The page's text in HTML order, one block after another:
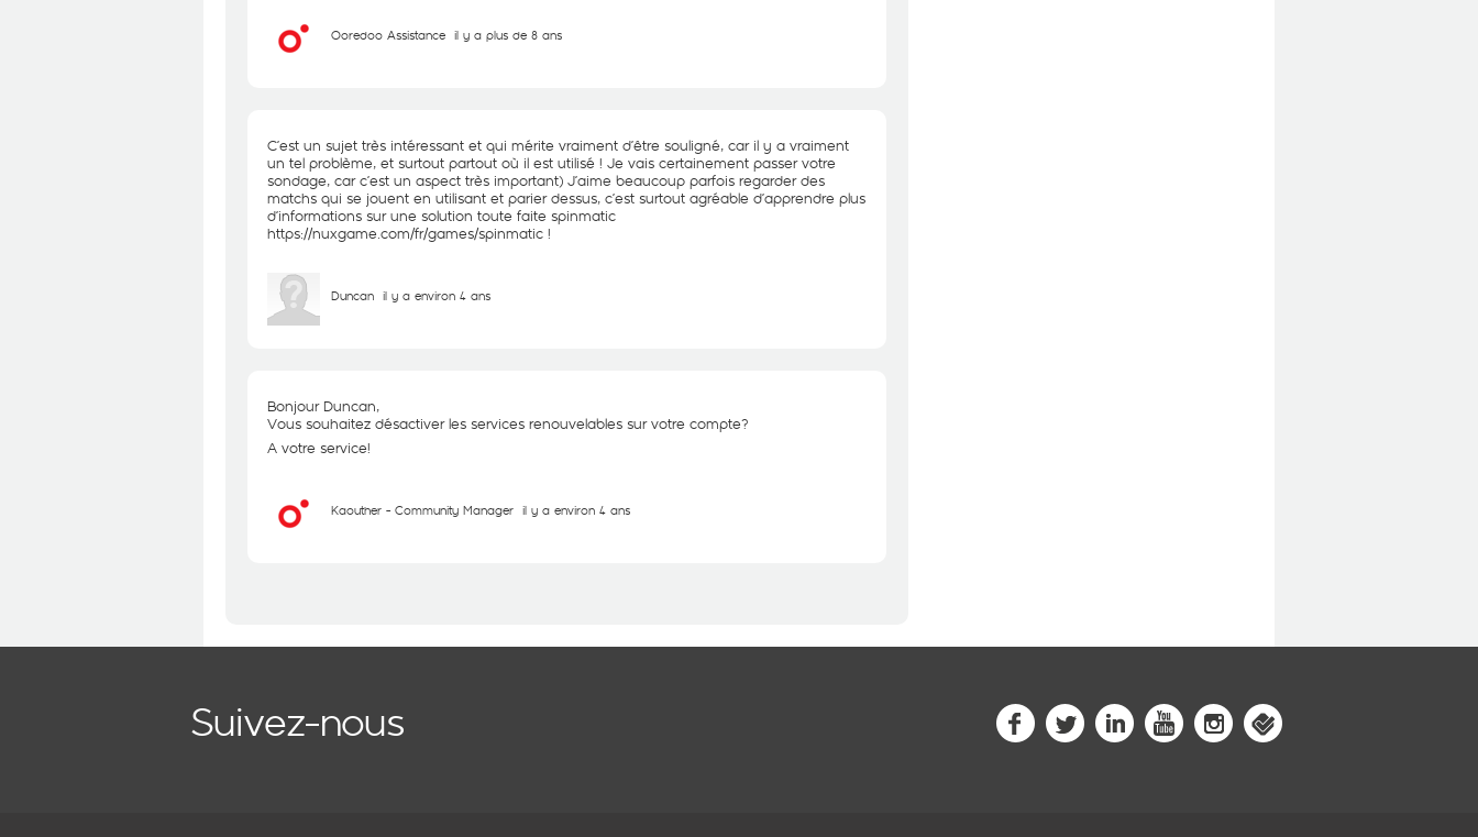
Ooredoo Assistance il y a plus de 8 ans
C’est un sujet très intéressant et qui mérite vraiment d’être souligné, car il y a vraiment
un tel problème, et surtout partout où il est utilisé ! Je vais certainement passer votre
sondage, car c’est un aspect très important) J’aime beaucoup parfois regarder des
matchs qui se jouent en utilisant et parier dessus, c’est surtout agréable d’apprendre plus
d’informations sur une solution toute faite spinmatic
https://nuxgame.com/fr/games/spinmatic !
Duncan il y a environ 4 ans
Bonjour Duncan,
Vous souhaitez désactiver les services renouvelables sur votre compte?
A votre service!
Kaouther - Community Manager il y a environ 4 ans
Suivez-nous